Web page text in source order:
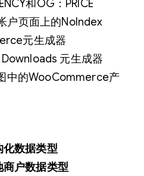
和OG：PRICE
户页面上的NoIndex
元生成器
元生成器
中的WooCommerce产
数据类型
户数据类型